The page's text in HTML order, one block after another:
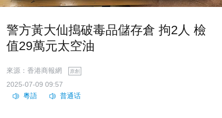
警方黃大仙搗破毒品儲存倉 拘2人 檢
值29萬元太空油
來源：香港商報網 原創
2025-07-09 09:57